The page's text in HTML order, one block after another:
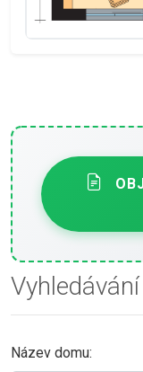
Název domu: